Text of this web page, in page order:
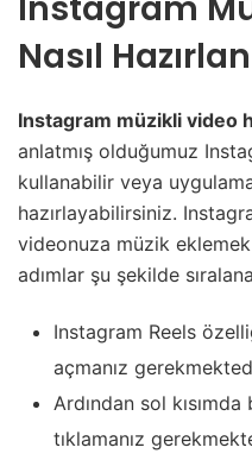
Nasıl
Instagram müzikli video
anlatmış olduğumuz
kullanabilir veya
hazırlayabilirsiniz.
videonuza müzik
adımlar şu şekilde
Instagram Reels
açmanız
Ardından sol
tıklamanız